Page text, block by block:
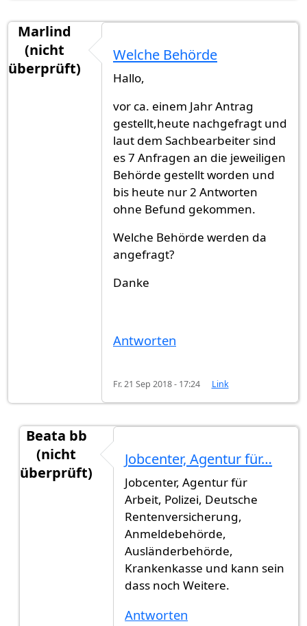
Marlind
(nicht
überprüft)
Welche Behörde
Hallo,
vor ca. einem Jahr Antrag
gestellt,heute nachgefragt und
laut dem Sachbearbeiter sind
es 7 Anfragen an die jeweiligen
Behörde gestellt worden und
bis heute nur 2 Antworten
ohne Befund gekommen.
Welche Behörde werden da
angefragt?
Danke
Antworten
Fr. 21 Sep 2018 - 17:24 Link
Beata bb
(nicht
überprüft)
Welche BehördevonMarlind (nicht
Jobcenter, Agentur für…
Jobcenter, Agentur für
Arbeit, Polizei, Deutsche
Rentenversicherung,
Anmeldebehörde,
Ausländerbehörde,
Krankenkasse und kann sein
dass noch Weitere.
Antworten